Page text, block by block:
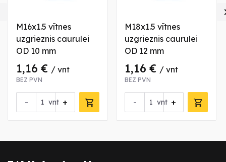
M16x1.5 vītnes
uzgrieznis caurulei
OD 10 mm
1,16 € / vnt
BEZ PVN
- +
vnt
M18x1.5 vītnes
uzgrieznis caurulei
OD 12 mm
1,16 € / vnt
BEZ PVN
- +
vnt